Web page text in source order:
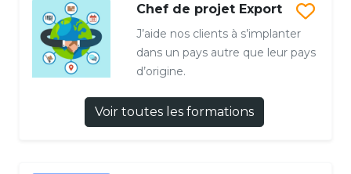
Chef de projet Export
J’aide nos clients à s’implanter
dans un pays autre que leur pays
d’origine.
Voir toutes les formations